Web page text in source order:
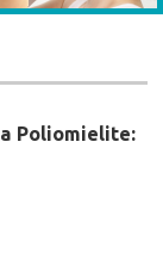
Poliomielite: